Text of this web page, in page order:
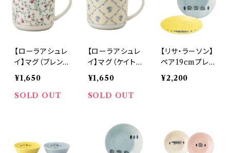
【ローラアシュレ
イ】マグ（ブレン
コウ スプリッ
グ）【LA100】 L
A102-11
¥1,650
SOLD OUT
【ローラアシュレ
イ】マグ（ケイト）
【LA100】 LA10
3-11
¥1,650
SOLD OUT
【リサ・ラーソン】
ペア19cmプレ
ートセット【stro
ll(ストロール)】
¥2,200